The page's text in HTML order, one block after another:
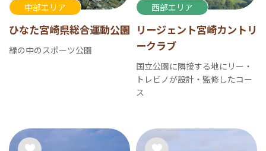
中部エリア
ひなた宮崎県総合運動公園
緑の中のスポーツ公園
西部エリア
リージェント宮崎カントリ
ークラブ
国立公園に隣接する地にリー・
トレビノが設計・監修したコー
ス